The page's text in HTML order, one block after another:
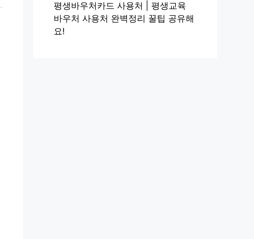
평생바우처카드 사용처 | 평생교육
바우처 사용처 완벽정리 꿀팁 공유해
요!